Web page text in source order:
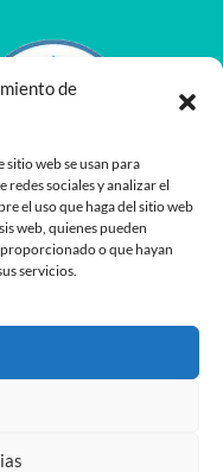
de
sitio web se usan para
sociales y analizar el
el uso que haga del sitio web
web, quienes pueden
o que hayan
servicios.